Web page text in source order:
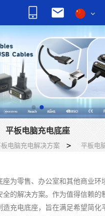
平板电脑充电底座
电脑充电解决方案 > 平板电
为零售、办公室和其他商业环
全的解决方案。作为值得信赖的
造充电底座，旨在满足希望简化